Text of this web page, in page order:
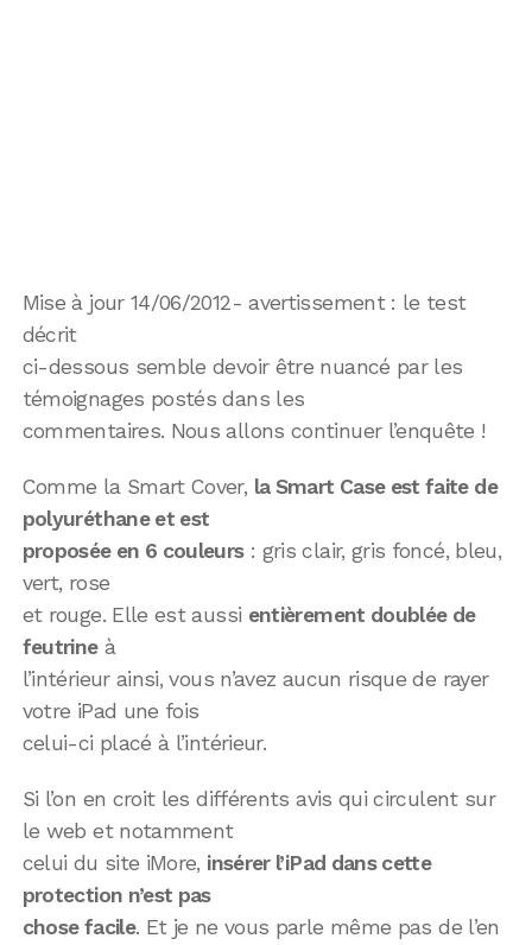
Mise à jour 14/06/2012- avertissement : le test
décrit
ci-dessous semble devoir être nuancé par les
témoignages postés dans les
commentaires. Nous allons continuer l’enquête !
Comme la Smart Cover, la Smart Case est faite de
polyuréthane et est
proposée en 6 couleurs: gris clair, gris foncé, bleu,
vert, rose
et rouge. Elle est aussi entièrement doublée de
feutrineà
l’intérieur ainsi, vous n’avez aucun risque de rayer
votre iPad une fois
celui-ci placé à l’intérieur.
Si l’on en croit les différents avis qui circulent sur
le web et notamment
celui du site iMore, insérer l’iPad dans cette
protection n’est pas
chose facile. Et je ne vous parle même pas de l’en